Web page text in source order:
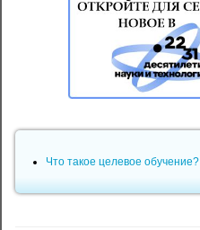
Что такое целевое обучение?